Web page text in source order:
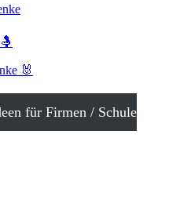
🐰
für Firmen / Schule